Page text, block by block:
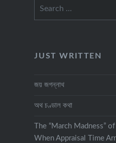
JUST WRITTEN
জয় জগন্নাথ
অথ চণ্ডাল কথা
The “March Madness”
When Appraisal Time